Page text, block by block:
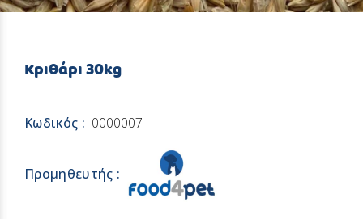
Κριθάρι 30kg
Κωδικός : 0000007
Προμηθευτής :